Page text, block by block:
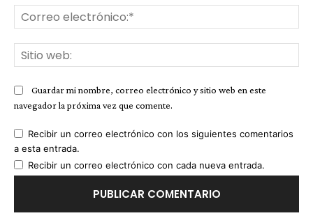
Guardar mi nombre, correo electrónico y sitio web en este
navegador la próxima vez que comente.
Recibir un correo electrónico con los siguientes comentarios
a esta entrada.
Recibir un correo electrónico con cada nueva entrada.